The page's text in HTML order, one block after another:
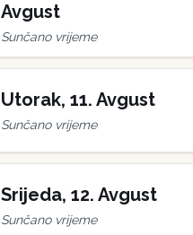
Avgust
Sunčano vrijeme
Utorak, 11. Avgust
Sunčano vrijeme
Srijeda, 12. Avgust
Sunčano vrijeme